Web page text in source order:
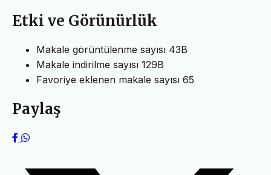
Etki ve Görünürlük
Makale görüntülenme sayısı 43B
Makale indirilme sayısı 129B
Favoriye eklenen makale sayısı 65
Paylaş